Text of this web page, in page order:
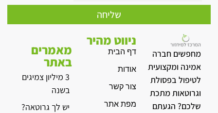
שליחה
מחפשים חברה
אמינה ומקצועית
לטיפול בפסולת
וגרוטאות מתכת
שלכם? הגעתם
ניווט מהיר
דף הבית
אודות
צור קשר
מפת אתר
מאמרים
באתר
3 מיליון צמיגים
בשנה
יש לך גרוטאה?